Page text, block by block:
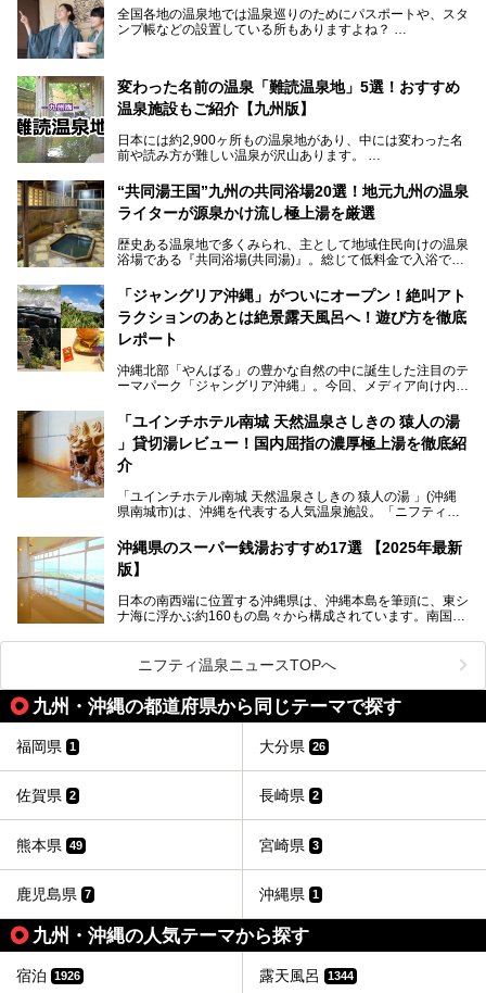
全国各地の温泉地では温泉巡りのためにパスポートや、スタ
ンプ帳などの設置している所もありますよね？
な方ならぜひ参加してみたいスタンプラリーでしょう。
変わった名前の温泉「難読温泉地」5選！おすすめ
温泉施設もご紹介【九州版】
日本には約2,900ヶ所もの温泉地があり、中には変わった名
前や読み方が難しい温泉が沢山あります。
そこで日本各地にある「難読温泉地」を、地域ごとにクイズ
形式でご紹介。第５回目(最終回)である今回は、九州地方の
難読温泉地をピックアップしました。
いくつ読めるか、ぜひチャレンジしてみて下さいね！
“共同湯王国”九州の共同浴場20選！地元九州の温泉
ライターが源泉かけ流し極上湯を厳選
歴史ある温泉地で多くみられ、主として地域住民向けの温泉
浴場である『共同浴場(共同湯)』。総じて低料金で入浴で
特徴です。
共同浴場は全国各地の温泉地にありますが、特に九州地方は
共同湯文化が古くから発展し、質・量ともに大変充実。九州
は“共同湯王国”といっても決して過言では無いでしょう。
今回は地元在住の九州の温泉ライターである筆者が過去入浴
した中から、源泉かけ流しと泉質の良さにこだわって九州の
共同浴場を20施設厳選。入浴マナーを守りながら、ぜひ湯
めぐりの参考にされてみて下さい！
「ジャングリア沖縄」がついにオープン！絶叫アト
ラクションのあとは絶景露天風呂へ！遊び方を徹底
レポート
沖縄北部「やんばる」の豊かな自然の中に誕生した注目のテ
ーマパーク「ジャングリア沖縄」。今回、メディア向け内覧
グリアの全貌をお届けすべく、見どころや料金、アクセス方
法まで徹底解説していきます。
「ユインチホテル南城 天然温泉さしきの 猿人の湯
」貸切湯レビュー！国内屈指の濃厚極上湯を徹底紹
介
「ユインチホテル南城 天然温泉さしきの 猿人の湯 」(沖縄
県南城市)は、沖縄を代表する人気温泉施設。「ニフティ温
位を獲得し、平日・土日にかかわらず多くの常連客や温泉フ
ァンが訪れます。
ンに注目される存在。今回は貸切湯にスポットを当て、その
魅力を徹底解説します。
沖縄県のスーパー銭湯おすすめ17選 【2025年最新
版】
日本の南西端に位置する沖縄県は、沖縄本島を筆頭に、東シ
ナ海に浮かぶ約160もの島々から構成されています。南国な
ずの豊かな自然、独自の歴史や文化など、多くの人を惹きつ
けてやまない魅力あふれる観光県です。
そんな沖縄県のスーパー銭湯には、ホテル併設などリゾート
と同時に楽しめる施設が多くあります。日帰りでも旅行気分
を味わえる、沖縄のスーパー銭湯をご紹介します。
ニフティ温泉ニュースTOPへ
九州・沖縄の都道府県から同じテーマで探す
福岡県 1 大分県 26
佐賀県 2 長崎県 2
熊本県 49 宮崎県 3
鹿児島県 7 沖縄県 1
九州・沖縄の人気テーマから探す
宿泊 1926 露天風呂 1344